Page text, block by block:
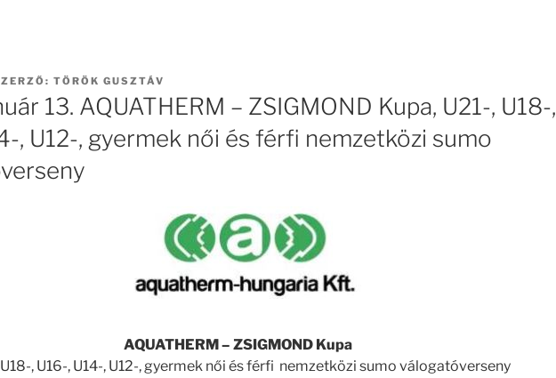
TÖRÖK GUSZTÁV
13. AQUATHERM – ZSIGMOND Kupa, U21-, U18-,
, U12-, gyermek női és férfi nemzetközi sumo
AQUATHERM – ZSIGMOND Kupa
U18-, U16-, U14-, U12-, gyermek női és férfi nemzetközi sumo válogatóverseny